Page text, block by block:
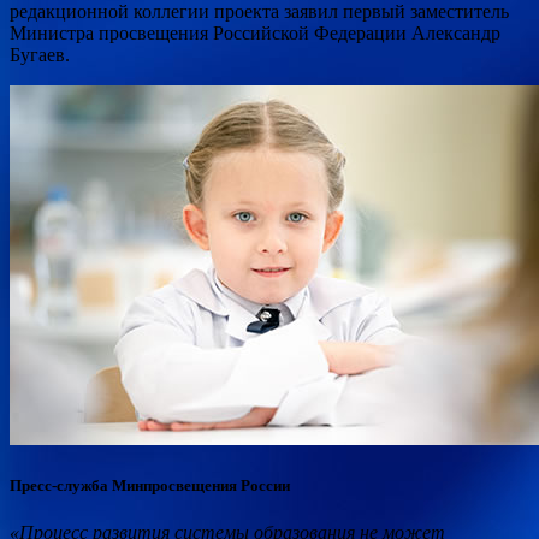
редакционной коллегии проекта заявил первый заместитель
Министра просвещения Российской Федерации Александр
Бугаев.
Пресс-служба Минпросвещения России
«Процесс развития системы образования не может